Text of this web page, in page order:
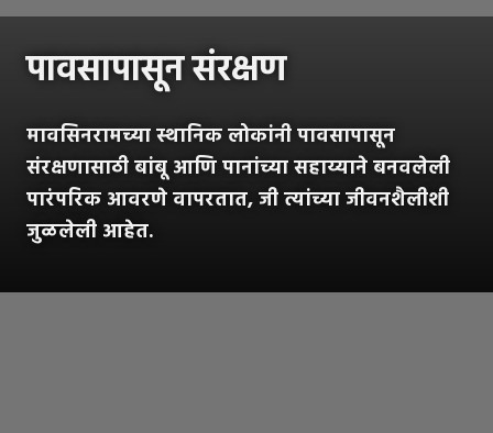
पावसापासून संरक्षण
मावसिनरामच्या स्थानिक लोकांनी पावसापासून
संरक्षणासाठी बांबू आणि पानांच्या सहाय्याने बनवलेली
पारंपरिक आवरणे वापरतात, जी त्यांच्या जीवनशैलीशी
जुळलेली आहेत.